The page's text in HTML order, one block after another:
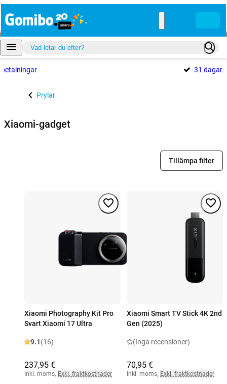
betalningar 31 dagars
Prylar
Xiaomi-gadget
Tillämpa filter
Xiaomi Photography Kit Pro
Svart Xiaomi 17 Ultra
9.1(16)
237,95 €
Inkl. moms, Exkl. fraktkostnader
Xiaomi Smart TV Stick 4K 2nd
Gen (2025)
(Inga recensioner)
70,95 €
Inkl. moms, Exkl. fraktkostnader